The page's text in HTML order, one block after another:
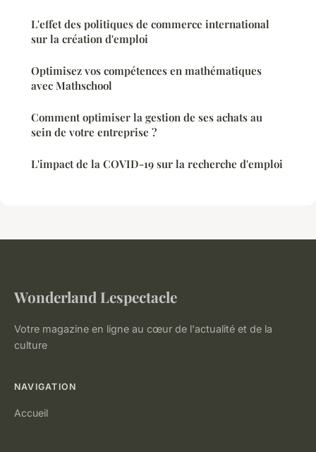
L'effet des politiques de commerce international
sur la création d'emploi
Optimisez vos compétences en mathématiques
avec Mathschool
Comment optimiser la gestion de ses achats au
sein de votre entreprise ?
L'impact de la COVID-19 sur la recherche d'emploi
Wonderland Lespectacle
Votre magazine en ligne au cœur de l'actualité et de la
culture
NAVIGATION
Accueil